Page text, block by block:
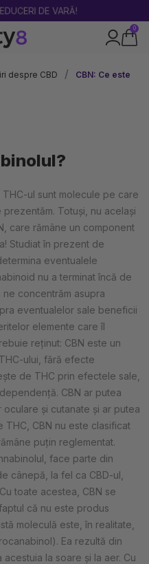
DE VARĂ!
0
despre CBD
CBN: Ce este
THC-ul sunt molecule pe care
Totuși, nu același
care rămâne un component
Studiat în prezent de
eventualele
nu a terminat încă de
concentrăm asupra
eventualelor sale beneficii
elemente care îl
reținut: CBN este un
ului, fără efecte
de THC prin efectele sale,
CBN ar putea
și cutanate și ar putea
THC, CBN nu este clasificat
puțin reglementat.
face parte din
cânepă, la fel ca CBD-ul,
toate acestea, CBN se
că nu este produs
moleculă este, în realitate,
Ea rezultă din
la soare și la aer. Cu